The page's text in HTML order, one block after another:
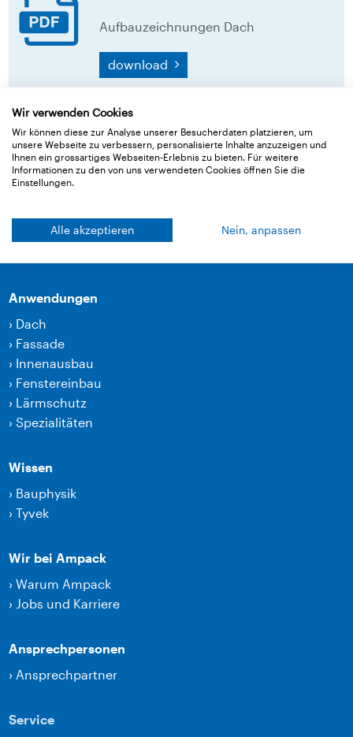
Aufbauzeichnungen Dach
download
Zurück zur Übersicht
Produkte
Klebetechnik und Zubehör
Anwendungen
› Dach
› Fassade
› Innenausbau
› Fenstereinbau
› Lärmschutz
›Spezialitäten
Wissen
› Bauphysik
›Tyvek
Wir bei Ampack
›Warum Ampack
› Jobs und Karriere
Ansprechpersonen
› Ansprechpartner
Service
Wir verwenden Cookies
Wir können diese zur Analyse unserer Besucherdaten platzieren, um
unsere Webseite zu verbessern, personalisierte Inhalte anzuzeigen und
Ihnen ein grossartiges Webseiten-Erlebnis zu bieten. Für weitere
Informationen zu den von uns verwendeten Cookies öffnen Sie die
Einstellungen.
Alle akzeptieren Nein, anpassen